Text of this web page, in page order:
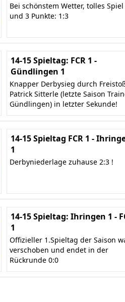
Bei schönstem Wetter, tolles Spiel
und 3 Punkte: 1:3
14-15 Spieltag: FCR 1 -
Gündlingen 1
Knapper Derbysieg durch
Patrick Sitterle (letzte Saison
Gündlingen) in letzter Sekunde!
14-15 Spieltag FCR 1 -
1
Derbyniederlage zuhause 2:3 !
14-15 Spieltag: Ihringen 1 -
1
Offizieller 1.Spieltag der Saison
verschoben und endet in der
Rückrunde 0:0